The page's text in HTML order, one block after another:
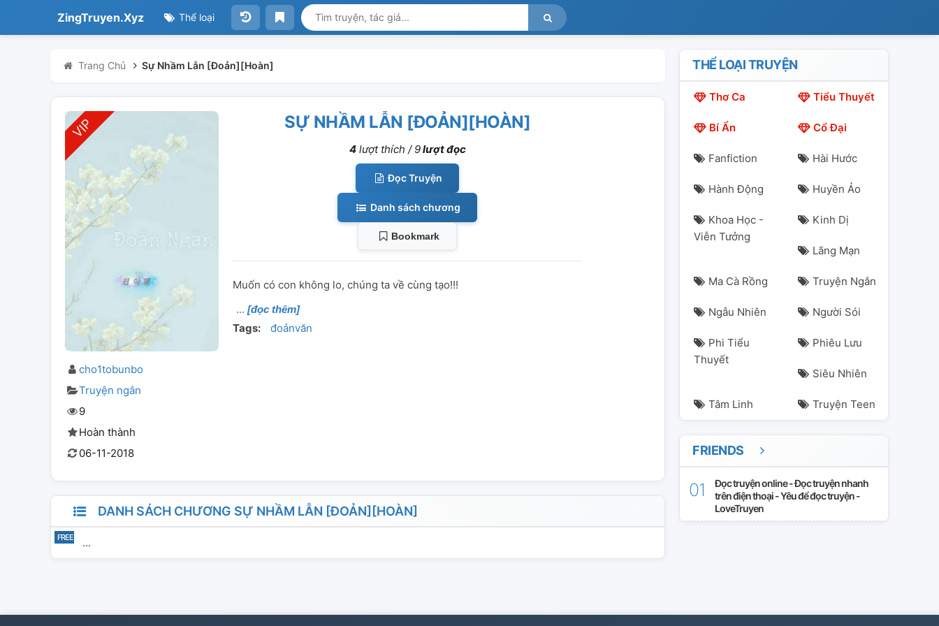
ZingTruyen.Xyz Thể loại
Trang Chủ Sự Nhầm Lẫn [Đoản][Hoàn]
cho1tobunbo
Truyện ngắn
9
Hoàn thành
06-11-2018
SỰ NHẦM LẪN [ĐOẢN][HOÀN]
4lượt thích / 9lượt đọc
Đọc Truyện
Danh sách chương
Bookmark
Muốn có con không lo, chúng ta về cùng tạo!!!
[đọc thêm]
Tags: đoảnvăn
DANH SÁCH CHƯƠNG SỰ NHẦM LẪN [ĐOẢN][HOÀN]
...
THỂ LOẠI TRUYỆN
Thơ Ca Tiểu Thuyết
Bí Ẩn Cổ Đại
Fanfiction Hài Hước
Hành Động Huyền Ảo
Khoa Học -
Viễn Tưởng
Kinh Dị
Lãng Mạn
Ma Cà Rồng Truyện Ngắn
Ngẫu Nhiên Người Sói
Phi Tiểu
Thuyết
Phiêu Lưu
Siêu Nhiên
Tâm Linh Truyện Teen
FRIENDS
Đọc truyện online - Đọc truyện nhanh
trên điện thoại - Yêu để đọc truyện -
LoveTruyen